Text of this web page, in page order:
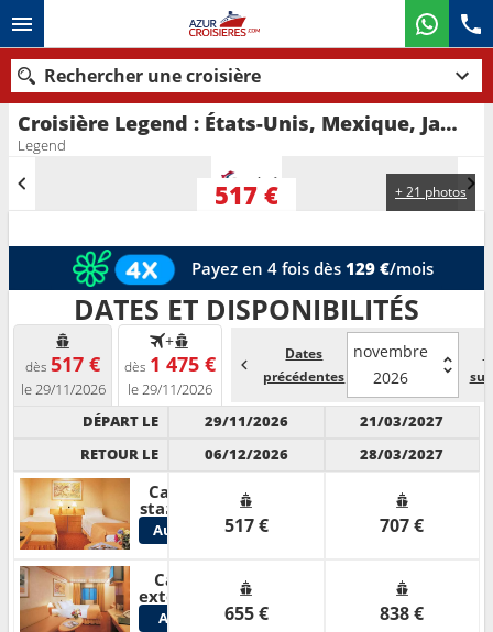
Croisière Legend : États-Unis, Mexique, Jamaïque, Caïmans (Îles) au départ de Tampa
Legend
+ 21 photos
517 €
Payez en 4 fois dès 129 €/mois
DATES ET DISPONIBILITÉS
dès 517 €
le 29/11/2026
+
dès 1 475 €
le 29/11/2026
Dates
précédentes
novembre
2026
DÉPART LE
RETOUR LE
Cabine
standard
Voir
Autres
Cabine
extérieure
Autres
29/11/2026
06/12/2026
517 €
655 €
21/03/2027
28/03/2027
707 €
838 €
Rechercher une croisière
Nos destinations
Rechercher